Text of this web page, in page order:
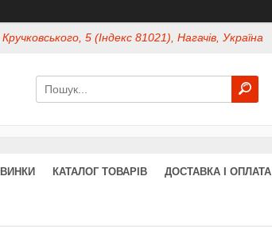
Кручковського, 5 (Індекс 81021), Нагачів, Україна
КАТАЛОГ ТОВАРІВ ДОСТАВКА І ОПЛАТА